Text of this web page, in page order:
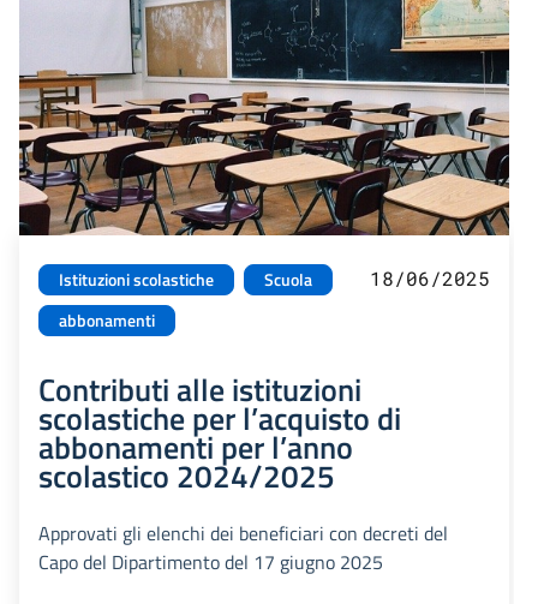
Istituzioni scolastiche
Scuola
abbonamenti
18/06/2025
Contributi alle istituzioni
scolastiche per l’acquisto di
abbonamenti per l’anno
scolastico 2024/2025
Approvati gli elenchi dei beneficiari con decreti del
Capo del Dipartimento del 17 giugno 2025